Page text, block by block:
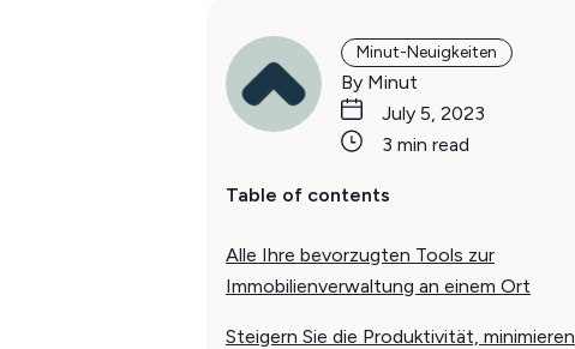
Minut-Neuigkeiten
By Minut
July 5, 2023
3 min read
Table of contents
Alle Ihre bevorzugten Tools zur
Immobilienverwaltung an einem Ort
Steigern Sie die Produktivität, minimieren